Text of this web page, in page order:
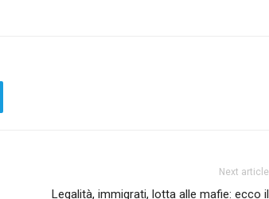
Next article
Legalità, immigrati, lotta alle mafie: ecco il